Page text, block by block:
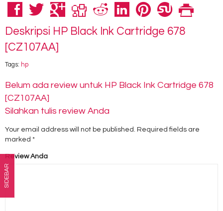
Deskripsi HP Black Ink Cartridge 678
[CZ107AA]
Tags: hp
Belum ada review untuk HP Black Ink Cartridge 678
[CZ107AA]
Silahkan tulis review Anda
Your email address will not be published. Required fields are
marked *
Review Anda
SIDEBAR